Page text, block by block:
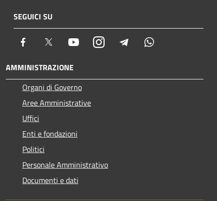
SEGUICI SU
Facebook Twitter YoutubeInstagram Telegram
AMMINISTRAZIONE
Organi di Governo
Aree Amministrative
Uffici
Enti e fondazioni
Politici
Personale Amministrativo
Documenti e dati